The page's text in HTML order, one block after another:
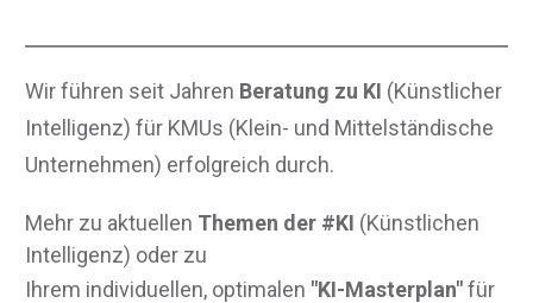
Wir führen seit Jahren Beratung zu KI (Künstlicher
Intelligenz) für KMUs (Klein- und Mittelständische
Unternehmen) erfolgreich durch.
Mehr zu aktuellen Themen der #KI (Künstlichen
Intelligenz) oder zu
Ihrem individuellen, optimalen "KI-Masterplan"für